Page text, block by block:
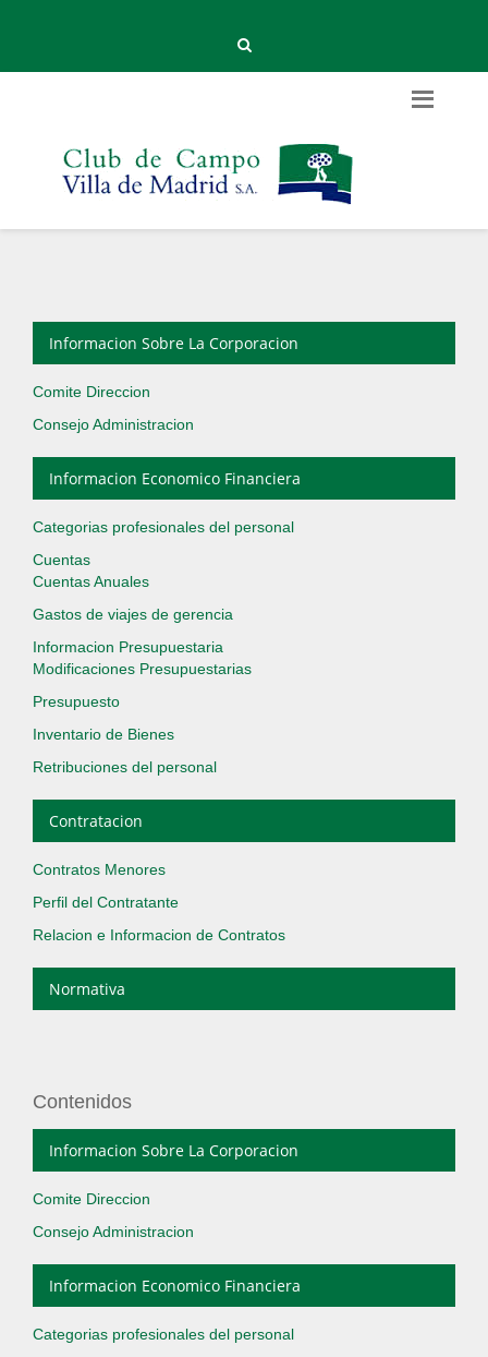
Informacion Sobre La Corporacion
Comite Direccion
Consejo Administracion
Informacion Economico Financiera
Categorias profesionales del personal
Cuentas
Cuentas Anuales
Gastos de viajes de gerencia
Informacion Presupuestaria
Modificaciones Presupuestarias
Presupuesto
Inventario de Bienes
Retribuciones del personal
Contratacion
Contratos Menores
Perfil del Contratante
Relacion e Informacion de Contratos
Normativa
Contenidos
Informacion Sobre La Corporacion
Comite Direccion
Consejo Administracion
Informacion Economico Financiera
Categorias profesionales del personal